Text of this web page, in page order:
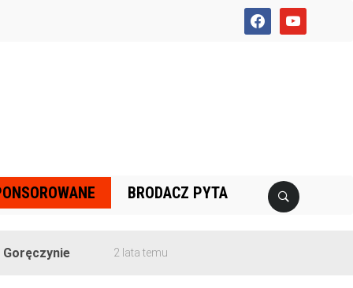
facebookyoutube
BRODACZ PYTA
2 lata temu